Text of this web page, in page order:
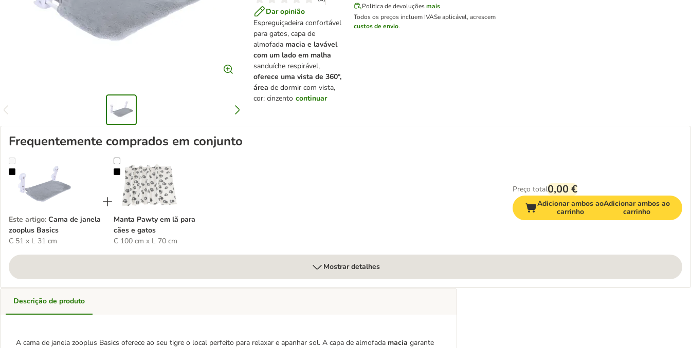
Dar opinião
Espreguiçadeira confortável
para gatos, capa de
almofada macia e lavável
com um lado em malha
sanduíche respirável,
oferece uma vista de 360°,
área de dormir com vista,
cor: cinzento continuar
Política de devoluções mais
Todos os preços incluem IVASe aplicável, acrescem
custos de envio.
Frequentemente comprados em conjunto
Cama de janela zooplus Basics
Este artigo: Cama de janela
zooplus Basics
C 51 x L 31 cm
Manta Pawty em lã para cães e gatos
Manta Pawty em lã para
cães e gatos
C 100 cm x L 70 cm
Preço total0,00 €
Adicionar ambos ao
carrinho
Adicionar ambos ao
carrinho
Mostrar detalhes
Descrição de produto
A cama de janela zooplus Basics oferece ao seu tigre o local perfeito para relaxar e apanhar sol. A capa de almofada macia garante